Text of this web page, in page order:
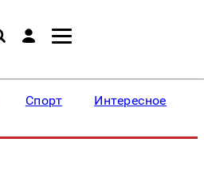
Спорт Интересное